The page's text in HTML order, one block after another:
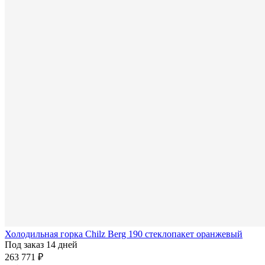
Холодильная горка Chilz Berg 190 стеклопакет оранжевый
Под заказ 14 дней
263 771 ₽